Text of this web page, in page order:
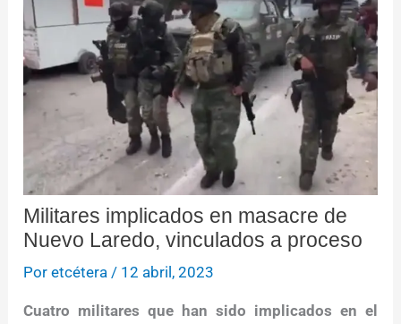
Militares implicados en masacre de
Nuevo Laredo, vinculados a proceso
Poretcétera / 12 abril, 2023
Cuatro militares que han sido implicados en el